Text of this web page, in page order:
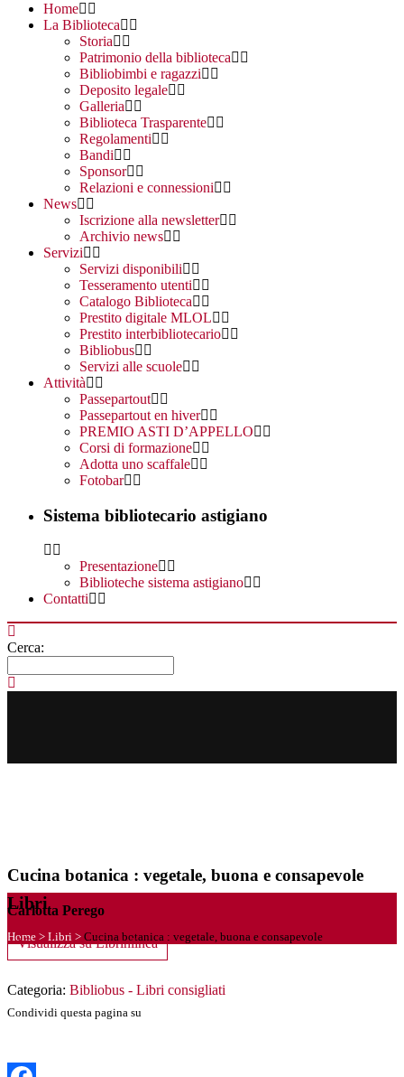
Home
La Biblioteca
Storia
Patrimonio della biblioteca
Bibliobimbi e ragazzi
Deposito legale
Galleria
Biblioteca Trasparente
Regolamenti
Bandi
Sponsor
Relazioni e connessioni
News
Iscrizione alla newsletter
Archivio news
Servizi
Servizi disponibili
Tesseramento utenti
Catalogo Biblioteca
Prestito digitale MLOL
Prestito interbibliotecario
Bibliobus
Servizi alle scuole
Attività
Passepartout
Passepartout en hiver
PREMIO ASTI D’APPELLO
Corsi di formazione
Adotta uno scaffale
Fotobar
Sistema bibliotecario astigiano
Presentazione
Biblioteche sistema astigiano
Contatti
Cerca:
Libri
Home > Libri > Cucina botanica : vegetale, buona e consapevole
Cucina botanica : vegetale, buona e consapevole
Carlotta Perego
Visualizza su Librinlinea
Categoria: Bibliobus - Libri consigliati
Condividi questa pagina su